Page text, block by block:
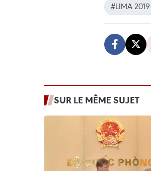
#LIMA 2019
SUR LE MÊME SUJET